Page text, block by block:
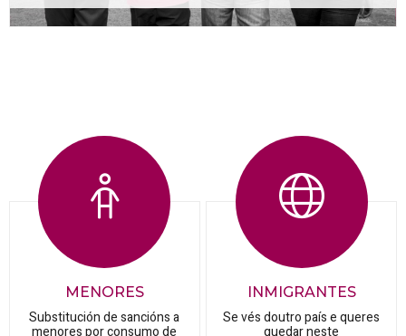
MENORES
Substitución de sancións a
INMIGRANTES
Se vés doutro país e queres